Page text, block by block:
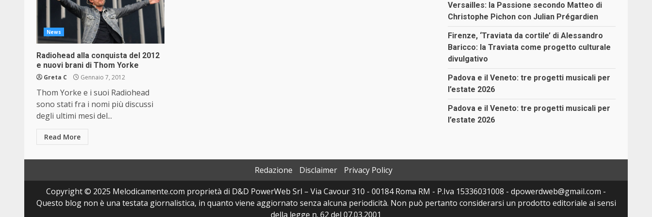
News
Radiohead alla conquista del 2012
e nuovi brani di Thom Yorke
Greta C Gennaio 7, 2012
Thom Yorke e i suoi Radiohead
sono stati fra i nomi più discussi
degli ultimi mesi del...
Read More
Versailles: la Passione secondo Matteo di
Christophe Pichon con Julian Prégardien
Firenze, ‘Traviata da cortile’ di Alessandro
Baricco: la Traviata come progetto culturale
divulgativo
Padova e il Veneto: tre progetti musicali per
l’estate 2026
Padova e il Veneto: tre progetti musicali per
l’estate 2026
Redazione Disclaimer
Privacy Policy
Copyright © 2025 Melodicamente.com proprietà di D&D PowerWeb Srl – Via Cavour 310 - 00184 Roma RM - P.Iva 15336031008 - dpowerdweb@gmail.com -
Questo blog non è una testata giornalistica, in quanto viene aggiornato senza alcuna periodicità. Non può pertanto considerarsi un prodotto editoriale ai sensi
della legge n. 62 del 07.03.2001